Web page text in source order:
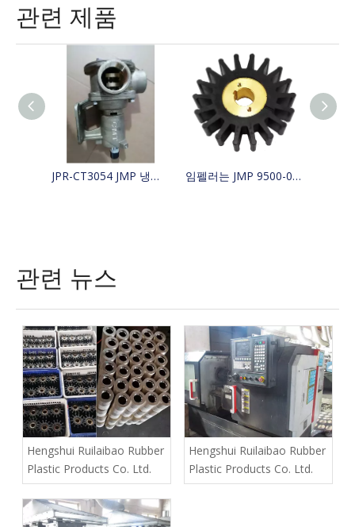
관련 제품
JPR-CT3054 JMP 냉각 보트 해수 펌프는 4255411, 425-5411, Jabsco 29630-1301S, W100000을 대체합니다. 임펠러는 JMP 9500-01/JABSCO 15780-0000/JOHNSON 15299-1000을 대체합니다.
관련 뉴스
Hengshui Ruilaibao Rubber
Plastic Products Co. Ltd.
Hengshui Ruilaibao Rubber
Plastic Products Co. Ltd.